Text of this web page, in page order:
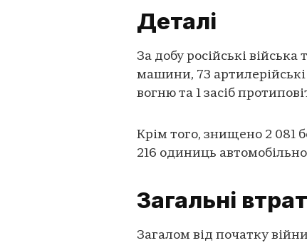
Деталі
За добу російські
машини, 73
вогню та 1 засіб
Крім того, знищено 2 081
216 одиниць
Загальні
Загалом від початку